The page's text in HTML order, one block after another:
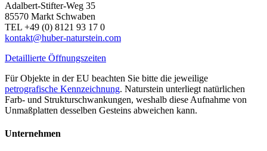
Adalbert-Stifter-Weg 35
85570 Markt Schwaben
TEL +49 (0) 8121 93 17 0
kontakt@huber-naturstein.com
Detaillierte Öffnungszeiten
Für Objekte in der EU beachten Sie bitte die jeweilige
petrografische Kennzeichnung. Naturstein unterliegt natürlichen
Farb- und Strukturschwankungen, weshalb diese Aufnahme von
Unmaßplatten desselben Gesteins abweichen kann.
Unternehmen